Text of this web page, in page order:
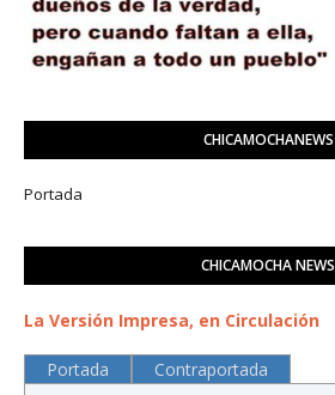
CHICAMOCHANEWS
Portada
CHICAMOCHA NEWS
La Versión Impresa, en Circulación
Portada Contraportada